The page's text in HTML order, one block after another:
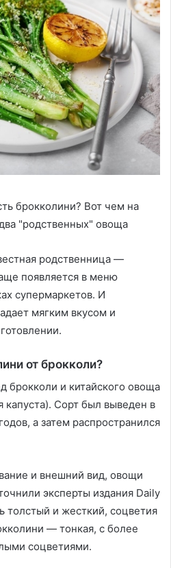
брокколини? Вот чем на
"родственных" овоща
родственница —
появляется в меню
супермаркетов. И
мягким вкусом и
от брокколи?
брокколи и китайского овоща
капуста). Сорт был выведен в
а затем распространился
и внешний вид, овощи
эксперты издания Daily
толстый и жесткий, соцветия
— тонкая, с более
соцветиями.